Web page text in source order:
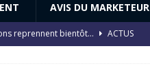
AVIS DU MARKETEUR
reprennent bientôt…
ACTUS